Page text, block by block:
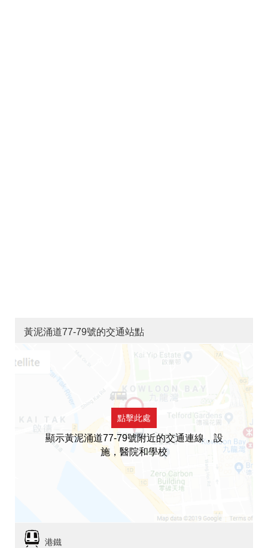
黃泥涌道77-79號的交通站點
點擊此處
顯示黃泥涌道77-79號附近的交通連線，設
施，醫院和學校
港鐵